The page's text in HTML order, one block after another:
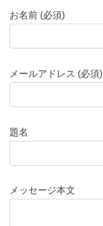
お名前 (必須)
メールアドレス (必須)
題名
メッセージ本文